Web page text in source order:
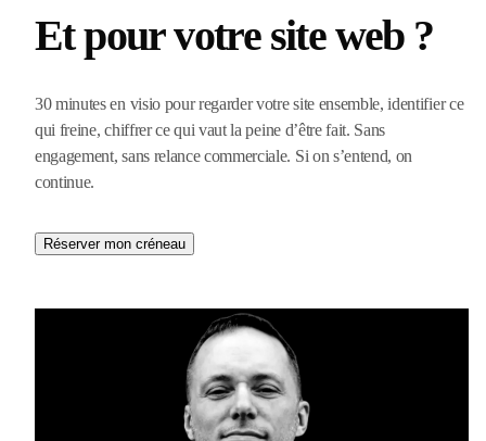
Et pour votre site web ?
30 minutes en visio pour regarder votre site ensemble, identifier ce
qui freine, chiffrer ce qui vaut la peine d’être fait. Sans
engagement, sans relance commerciale. Si on s’entend, on
continue.
Réserver mon créneau